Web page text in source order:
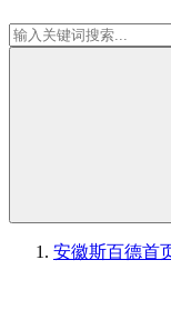
安徽斯百德首